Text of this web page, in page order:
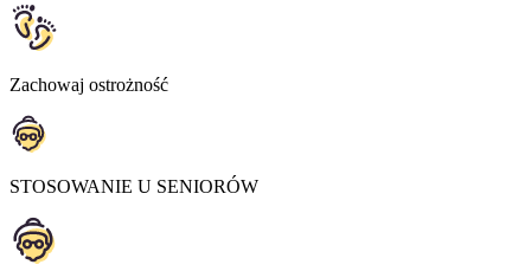
Zachowaj ostrożność
STOSOWANIE U SENIORÓW